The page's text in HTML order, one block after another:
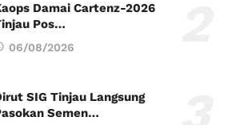
Damai Cartenz-2026
Pos…
06/08/2026
SIG Tinjau Langsung
Semen…